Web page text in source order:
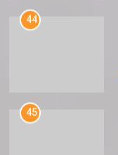
44
45